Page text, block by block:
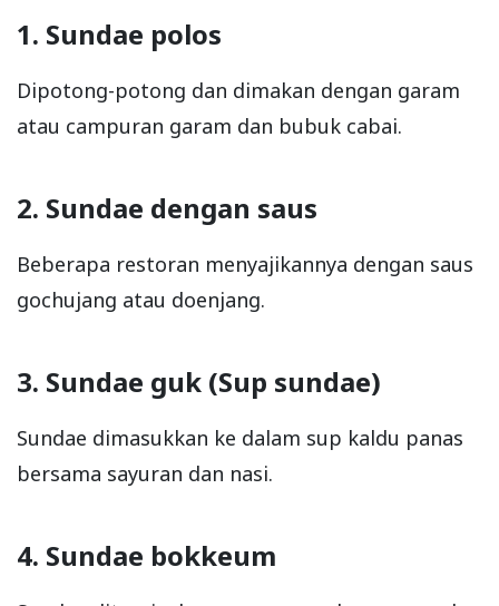
1. Sundae polos
Dipotong-potong dan dimakan dengan garam
atau campuran garam dan bubuk cabai.
2. Sundae dengan saus
Beberapa restoran menyajikannya dengan saus
gochujang atau doenjang.
3. Sundae guk (Sup sundae)
Sundae dimasukkan ke dalam sup kaldu panas
bersama sayuran dan nasi.
4. Sundae bokkeum